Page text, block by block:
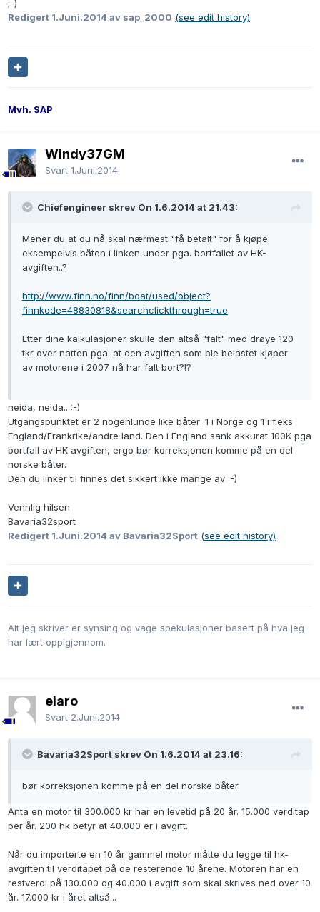
;-)
Redigert 1.Juni.2014 av sap_2000 (see edit history)
Mvh. SAP
Windy37GM
Svart 1.Juni.2014
Chiefengineer skrev On 1.6.2014 at 21.43:
Mener du at du nå skal nærmest "få betalt" for å kjøpe
eksempelvis båten i linken under pga. bortfallet av HK-
avgiften..?
http://www.finn.no/finn/boat/used/object?
finnkode=48830818&searchclickthrough=true
Etter dine kalkulasjoner skulle den altså "falt" med drøye 120
tkr over natten pga. at den avgiften som ble belastet kjøper
av motorene i 2007 nå har falt bort?!?
neida, neida.. :-)
Utgangspunktet er 2 nogenlunde like båter: 1 i Norge og 1 i f.eks
England/Frankrike/andre land. Den i England sank akkurat 100K pga
bortfall av HK avgiften, ergo bør korreksjonen komme på en del
norske båter.
Den du linker til finnes det sikkert ikke mange av :-)
Vennlig hilsen
Bavaria32sport
Redigert 1.Juni.2014 av Bavaria32Sport (see edit history)
Alt jeg skriver er synsing og vage spekulasjoner basert på hva jeg
har lært oppigjennom.
eiaro
Svart 2.Juni.2014
Bavaria32Sport skrev On 1.6.2014 at 23.16:
bør korreksjonen komme på en del norske båter.
Anta en motor til 300.000 kr har en levetid på 20 år. 15.000 verditap
per år. 200 hk betyr at 40.000 er i avgift.
Når du importerte en 10 år gammel motor måtte du legge til hk-
avgiften til verditapet på de resterende 10 årene. Motoren har en
restverdi på 130.000 og 40.000 i avgift som skal skrives ned over 10
år. 17.000 kr i året altså...